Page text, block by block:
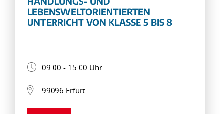
LEBENSWELTORIENTIERTEN
UNTERRICHT VON KLASSE 5 BIS 8
09:00 - 15:00 Uhr
99096 Erfurt